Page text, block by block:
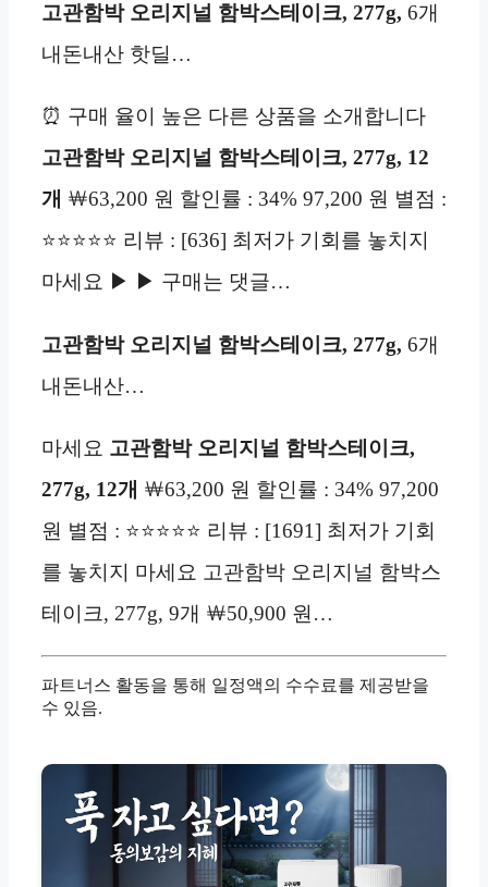
고관함박 오리지널 함박스테이크, 277g, 6개
내돈내산 핫딜…
⏰ 구매 율이 높은 다른 상품을 소개합니다
고관함박 오리지널 함박스테이크, 277g, 12
개 ￦63,200 원 할인률 : 34% 97,200 원 별점 :
⭐⭐⭐⭐⭐ 리뷰 : [636] 최저가 기회를 놓치지
마세요 ▶ ▶ 구매는 댓글…
고관함박 오리지널 함박스테이크, 277g, 6개
내돈내산…
마세요 고관함박 오리지널 함박스테이크,
277g, 12개 ￦63,200 원 할인률 : 34% 97,200
원 별점 : ⭐⭐⭐⭐⭐ 리뷰 : [1691] 최저가 기회
를 놓치지 마세요 고관함박 오리지널 함박스
테이크, 277g, 9개 ￦50,900 원…
파트너스 활동을 통해 일정액의 수수료를 제공받을
수 있음.